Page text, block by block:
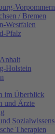
Vorpommern
/ Bremen
Westfalen
Pfalz
Holstein
im Überblick
und Ärzte
Therapien